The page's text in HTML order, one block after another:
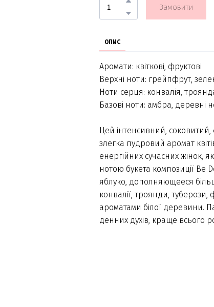
Замовити
ОПИС
Аромати: квіткові, фруктові
Верхні ноти: грейпфрут,
Ноти серця: конвалія,
Базові ноти: амбра, деревні
Цей інтенсивний,
злегка пудровий аромат
енергійних сучасних жінок,
нотою букета композиції Be
яблуко, дополняющееся
конвалії, троянди, туберози,
ароматами білої деревини.
денних духів, краще всього